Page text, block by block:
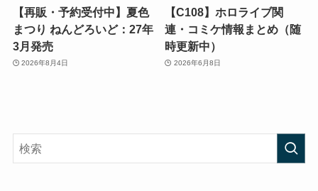
【再販・予約受付中】夏色
まつり ねんどろいど：27年
3月発売
2026年8月4日
【C108】ホロライブ関
連・コミケ情報まとめ（随
時更新中）
2026年6月8日